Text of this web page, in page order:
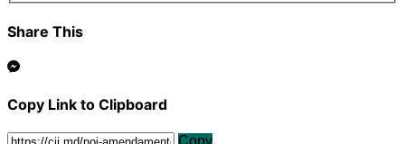
Share This
Copy Link to Clipboard
Copy